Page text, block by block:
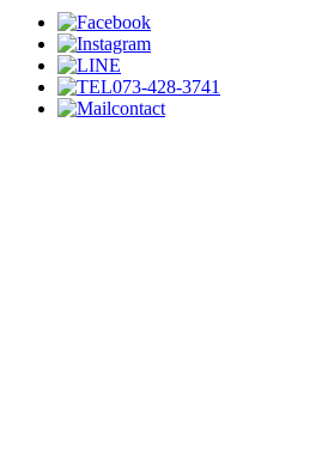
073-428-3741
contact